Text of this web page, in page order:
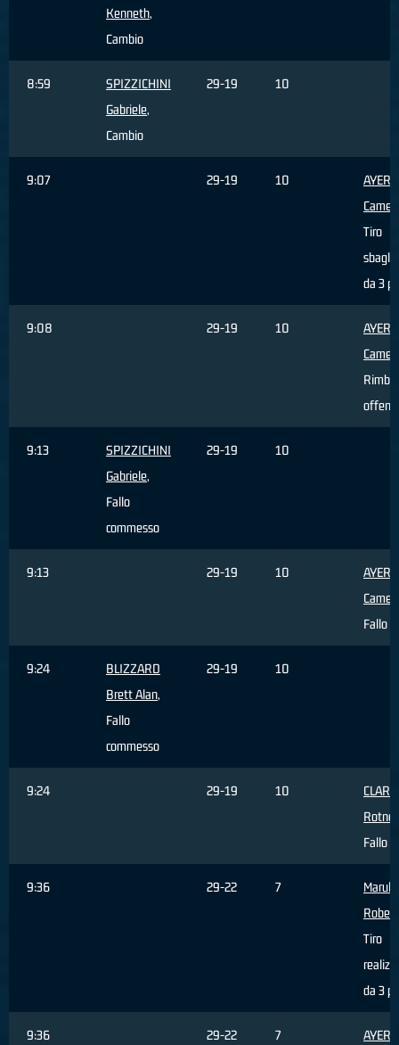
Kenneth,
Cambio
8:59
SPIZZICHINI
Gabriele,
Cambio
29-19 10
9:07 29-19 10
AYERS
Tiro
da 3
9:08 29-19 10
AYERS
9:13
SPIZZICHINI
Gabriele,
Fallo
commesso
29-19 10
9:13 29-19 10
AYERS
Fallo
9:24
BLIZZARD
Brett Alan,
Fallo
commesso
29-19 10
9:24 29-19 10
Rotnei
Fallo
9:36 29-22 7
Marulli
Tiro
da 3
9:36 29-22 7
AYERS